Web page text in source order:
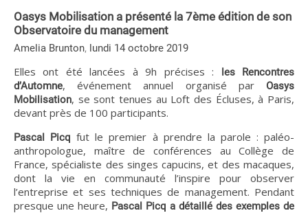
Oasys Mobilisation a présenté la 7ème édition de son
Observatoire du management
Amelia Brunton, lundi 14 octobre 2019
Elles ont été lancées à 9h précises :
les Rencontres
d’Automne, événement annuel organisé par Oasys
Mobilisation, se sont tenues au Loft des Écluses, à Paris,
devant près de 100 participants.
Pascal Picq fut le premier à prendre la parole : paléo-
anthropologue, maître de conférences au Collège de
France, spécialiste des singes capucins, et des macaques,
dont la vie en communauté l’inspire pour observer
l’entreprise et ses techniques de management. Pendant
presque une heure, Pascal Picq a détaillé des exemples de